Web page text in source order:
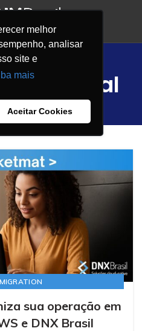
melhor
analisar
site e
mais
Aceitar Cookies
Artificial
"INTELIGÊNCIA ARTIFICIAL"
sua operação em
e DNX Brasil